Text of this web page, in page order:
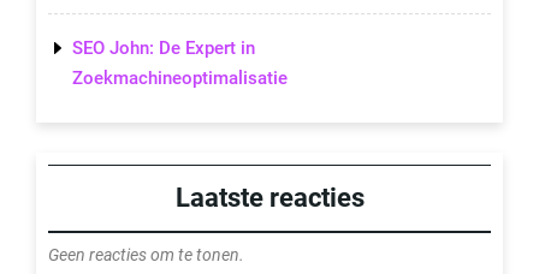
SEO John: De Expert in
Zoekmachineoptimalisatie
Laatste reacties
Geen reacties om te tonen.